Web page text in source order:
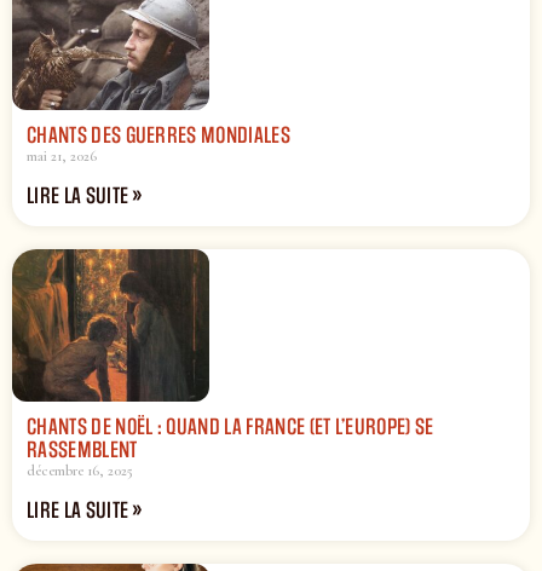
CHANTS DES GUERRES MONDIALES
mai 21, 2026
LIRE LA SUITE »
CHANTS DE NOËL : QUAND LA FRANCE (ET L’EUROPE) SE
RASSEMBLENT
décembre 16, 2025
LIRE LA SUITE »